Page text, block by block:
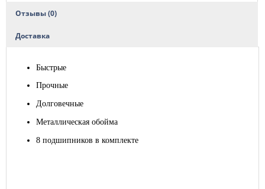
Отзывы (0)
Доставка
Быстрые
Прочные
Долговечные
Металлическая обойма
8 подшипников в комплекте